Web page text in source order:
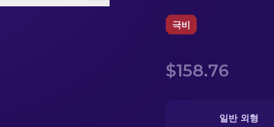
극비
$158.76
일반 외형